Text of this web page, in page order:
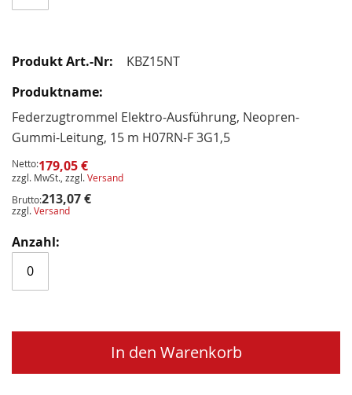
KBZ15NT
Federzugtrommel Elektro-Ausführung, Neopren-
Gummi-Leitung, 15 m H07RN-F 3G1,5
Netto:179,05 €
zzgl. MwSt., zzgl.Versand
Brutto:213,07 €
zzgl.Versand
In den Warenkorb